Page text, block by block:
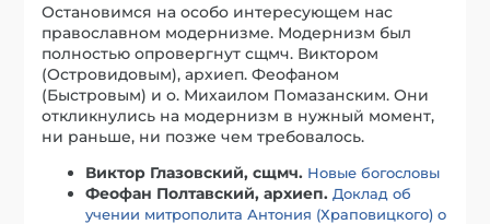
Остановимся на особо интересующем нас
православном модернизме. Модернизм был
полностью опровергнут сщмч. Виктором
(Островидовым), архиеп. Феофаном
(Быстровым) и о. Михаилом Помазанским. Они
откликнулись на модернизм в нужный момент,
ни раньше, ни позже чем требовалось.
Виктор Глазовский, сщмч. Новые богословы
Феофан Полтавский, архиеп.Доклад об
учении митрополита Антония (Храповицкого) о